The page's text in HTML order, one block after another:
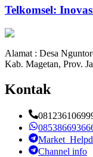
Telkomsel:
Alamat : Desa
Kab. Magetan, Prov.
Kontak
Channel info